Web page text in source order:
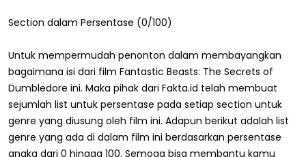
Section dalam Persentase (0/100)
Untuk mempermudah penonton dalam membayangkan
bagaimana isi dari film Fantastic Beasts: The Secrets of
Dumbledore ini. Maka pihak dari Fakta.id telah membuat
sejumlah list untuk persentase pada setiap section untuk
genre yang diusung oleh film ini. Adapun berikut adalah list
genre yang ada di dalam film ini berdasarkan persentase
angka dari 0 hingga 100. Semoga bisa membantu kamu